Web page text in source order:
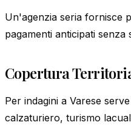
Un'agenzia seria fornisce
pagamenti anticipati senza
Copertura
Per indagini a Varese
calzaturiero, turismo